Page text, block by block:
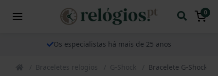
0
Os especialistas há mais de 25 anos
Braceletes relogios G-Shock Bracelete G-Shock